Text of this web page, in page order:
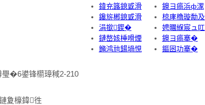
璺�6鍙锋櫤璋稢2-210
夐檺鍏徃
鍏充簬鎴戜滑
鑱旂郴鎴戜滑
涓撳鍥�
鏈嶅姟棰嗗煙
鏅鸿兘鍚堝悓
鐭ヨ瘑浜ф潈
椋庨櫓璇勪及
娉曞緥宸ュ叿
鐭ヨ瘑搴�
鏂囦功搴�